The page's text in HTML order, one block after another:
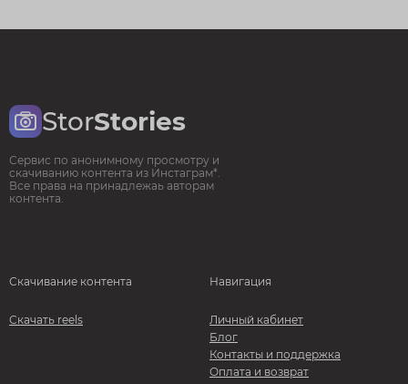
StorStories
Сервис по анонимному просмотру и
скачиванию контента из Инстаграм*.
Все права на принадлежаь авторам
контента.
Скачивание контента
Скачать reels
Навигация
Личный кабинет
Блог
Контакты и поддержка
Оплата и возврат